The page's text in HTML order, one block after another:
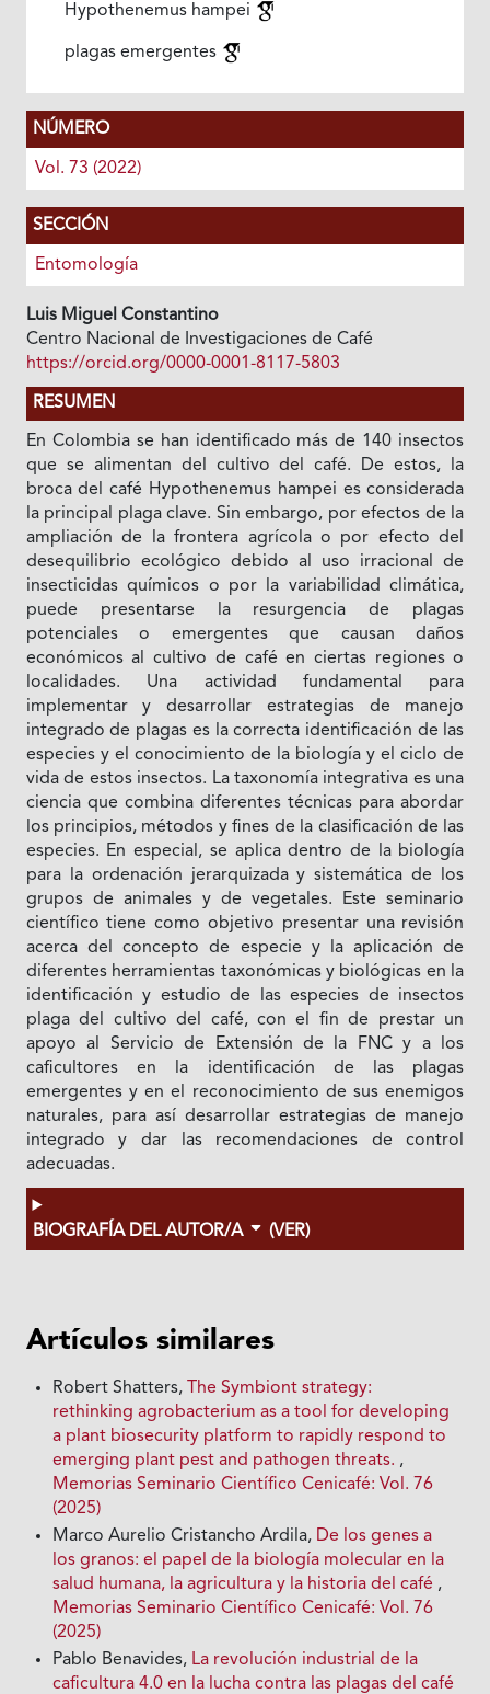
Hypothenemus hampei
plagas emergentes
NÚMERO
Vol. 73 (2022)
SECCIÓN
Entomología
Luis Miguel Constantino
Centro Nacional de Investigaciones de Café
https://orcid.org/0000-0001-8117-5803
RESUMEN
En Colombia se han identificado más de 140 insectos
que se alimentan del cultivo del café. De estos, la
broca del café Hypothenemus hampei es considerada
la principal plaga clave. Sin embargo, por efectos de la
ampliación de la frontera agrícola o por efecto del
desequilibrio ecológico debido al uso irracional de
insecticidas químicos o por la variabilidad climática,
puede presentarse la resurgencia de plagas
potenciales o emergentes que causan daños
económicos al cultivo de café en ciertas regiones o
localidades. Una actividad fundamental para
implementar y desarrollar estrategias de manejo
integrado de plagas es la correcta identificación de las
especies y el conocimiento de la biología y el ciclo de
vida de estos insectos. La taxonomía integrativa es una
ciencia que combina diferentes técnicas para abordar
los principios, métodos y fines de la clasificación de las
especies. En especial, se aplica dentro de la biología
para la ordenación jerarquizada y sistemática de los
grupos de animales y de vegetales. Este seminario
científico tiene como objetivo presentar una revisión
acerca del concepto de especie y la aplicación de
diferentes herramientas taxonómicas y biológicas en la
identificación y estudio de las especies de insectos
plaga del cultivo del café, con el fin de prestar un
apoyo al Servicio de Extensión de la FNC y a los
caficultores en la identificación de las plagas
emergentes y en el reconocimiento de sus enemigos
naturales, para así desarrollar estrategias de manejo
integrado y dar las recomendaciones de control
adecuadas.
BIOGRAFÍA DEL AUTOR/A (VER)
Artículos similares
Robert Shatters,
The Symbiont strategy:
rethinking agrobacterium as a tool for developing
a plant biosecurity platform to rapidly respond to
emerging plant pest and pathogen threats. ,
Memorias Seminario Científico Cenicafé: Vol. 76
(2025)
Marco Aurelio Cristancho Ardila, De los genes a
los granos: el papel de la biología molecular en la
salud humana, la agricultura y la historia del café ,
Memorias Seminario Científico Cenicafé: Vol. 76
(2025)
Pablo Benavides, La revolución industrial de la
caficultura 4.0 en la lucha contra las plagas del café